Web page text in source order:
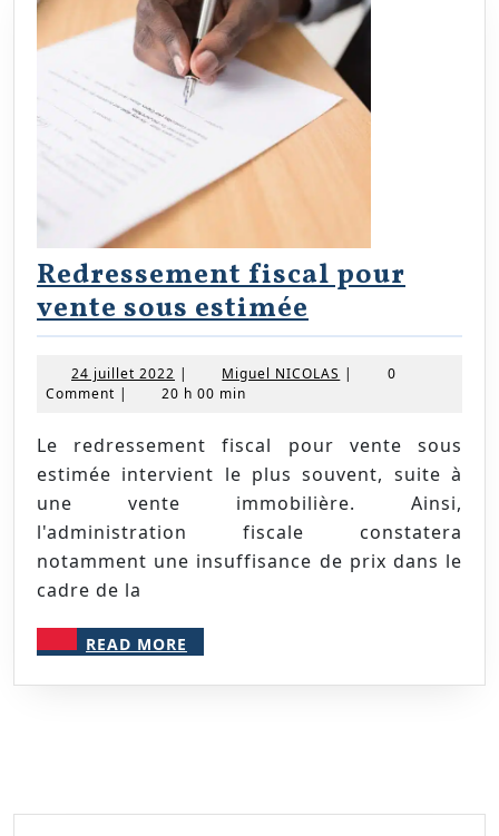
Redressement fiscal pour
vente sous estimée
fiscal
pour
sous
estimée
24 juillet 2022 24
juillet
| Miguel NICOLAS Miguel
|
0
Comment | 20 h 00 min
Le redressement fiscal pour vente sous
estimée intervient le plus souvent, suite à
une vente immobilière. Ainsi,
l'administration fiscale constatera
notamment une insuffisance de prix dans le
cadre de la
READ MORE
MORE